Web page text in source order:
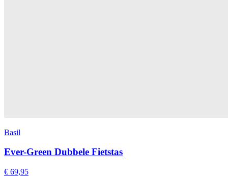
Basil
Ever-Green Dubbele Fietstas
€ 69,95